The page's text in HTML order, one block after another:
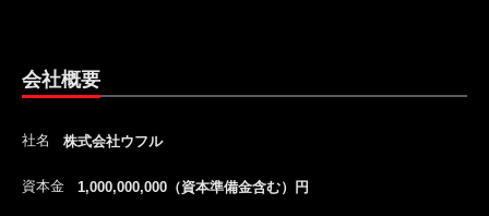
会社概要
社名 株式会社ウフル
資本金 1,000,000,000（資本準備金含む）円